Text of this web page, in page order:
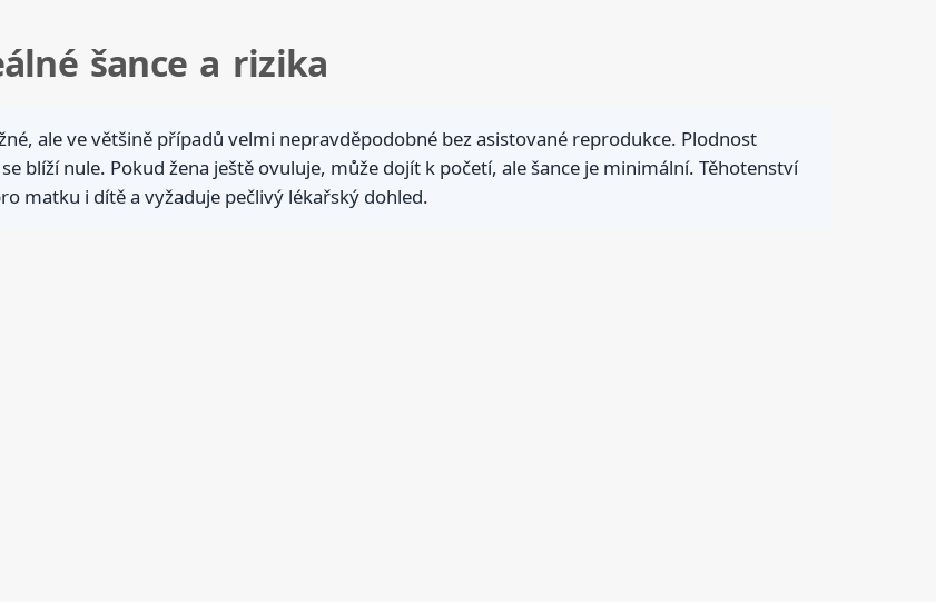
šance a rizika
ale ve většině případů velmi nepravděpodobné bez asistované reprodukce. Plodnost
blíží nule. Pokud žena ještě ovuluje, může dojít k početí, ale šance je minimální. Těhotenství
matku i dítě a vyžaduje pečlivý lékařský dohled.